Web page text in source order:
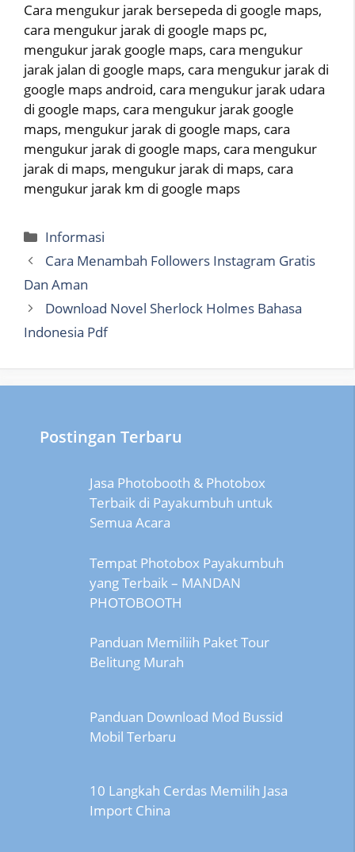
Cara mengukur jarak bersepeda di google maps,
cara mengukur jarak di google maps pc,
mengukur jarak google maps, cara mengukur
jarak jalan di google maps, cara mengukur jarak di
google maps android, cara mengukur jarak udara
di google maps, cara mengukur jarak google
maps, mengukur jarak di google maps, cara
mengukur jarak di google maps, cara mengukur
jarak di maps, mengukur jarak di maps, cara
mengukur jarak km di google maps
Categories
Informasi
Cara Menambah Followers Instagram Gratis
Dan Aman
Download Novel Sherlock Holmes Bahasa
Indonesia Pdf
Postingan Terbaru
Jasa Photobooth & Photobox
Terbaik di Payakumbuh untuk
Semua Acara
Tempat Photobox Payakumbuh
yang Terbaik – MANDAN
PHOTOBOOTH
Panduan Memiliih Paket Tour
Belitung Murah
Panduan Download Mod Bussid
Mobil Terbaru
10 Langkah Cerdas Memilih Jasa
Import China